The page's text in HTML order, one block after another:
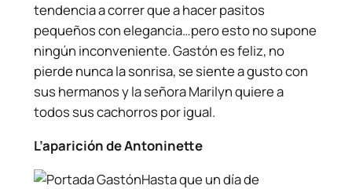
tendencia a correr que a hacer pasitos
pequeños con elegancia…pero esto no supone
ningún inconveniente. Gastón es feliz, no
pierde nunca la sonrisa, se siente a gusto con
sus hermanos y la señora Marilyn quiere a
todos sus cachorros por igual.
L’aparición de Antoninette
Hasta que un día de